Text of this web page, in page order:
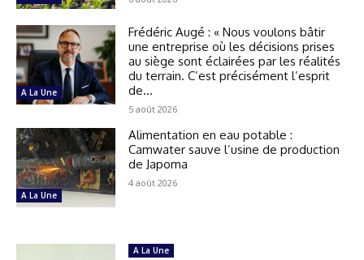
A La Une
Frédéric Augé : « Nous voulons bâtir
une entreprise où les décisions prises
au siège sont éclairées par les réalités
du terrain. C’est précisément l’esprit
de...
5 août 2026
A La Une
Alimentation en eau potable :
Camwater sauve l’usine de production
de Japoma
4 août 2026
A La Une